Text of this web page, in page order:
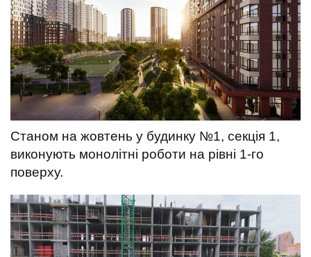
Станом на жовтень у будинку №1, секція 1,
виконують монолітні роботи на рівні 1-го
поверху.